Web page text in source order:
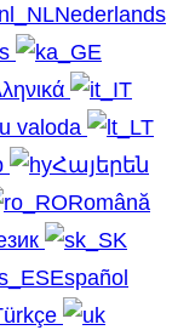
Nederlands
valoda
Հայերեն
Română
Español